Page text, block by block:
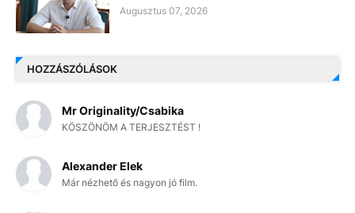
Augusztus 07, 2026
HOZZÁSZÓLÁSOK
Mr Originality/Csabika
KÖSZÖNÖM A TERJESZTÉST !
Alexander Elek
Már nézhető és nagyon jó film.